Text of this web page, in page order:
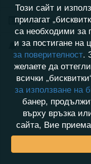
Хронология на
Активност
Този сайт и
прилагат
са необходими за
и за постигане на
за поверителност.
желаете да
всички
за използване на
банер,
върху връзка
сайта, Вие